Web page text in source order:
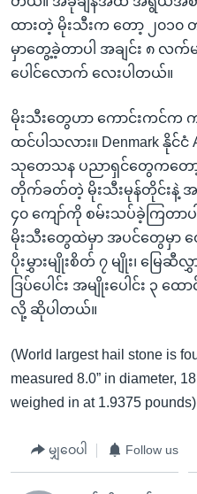
ထားတဲ့ မိုးသီးက တော့ ၂၀၁၀
မှာတွေ့ခဲ့တာပါ အချင်း ၈ လက်
ပေါင်လောက် လေးပါတယ်။
မိုးသီးတွေဟာ ကောင်းကင်က
ထင်ပါသလား။ Denmark နို
သုတေသန ပညာရှင်တွေကတော့
တိုက်ခတ်တဲ့ မိုးသီးမုန်တိုင်းနဲ့ အ
၄၀ ကျော်ကို စမ်းသပ်ခဲ့ကြတ
မိုးသီးတွေထဲမှာ အပင်တွေမှ
ပိုးမွှားမျိုးစိတ် ၇ မျိုး၊ မြ
ဒြပ်ပေါင်း အမျိုးပေါင်း ၃
လို့ ဆိုပါတယ်။
(World largest hail stone is
measured 8.0” in diameter,
weighed in at 1.9375 pounds)
မျှဝေပါ Follow us